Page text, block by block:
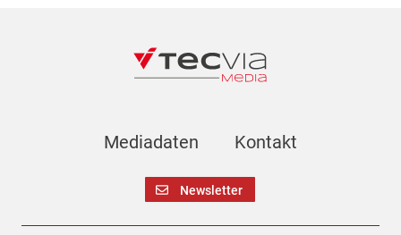
Mediadaten Kontakt
Newsletter